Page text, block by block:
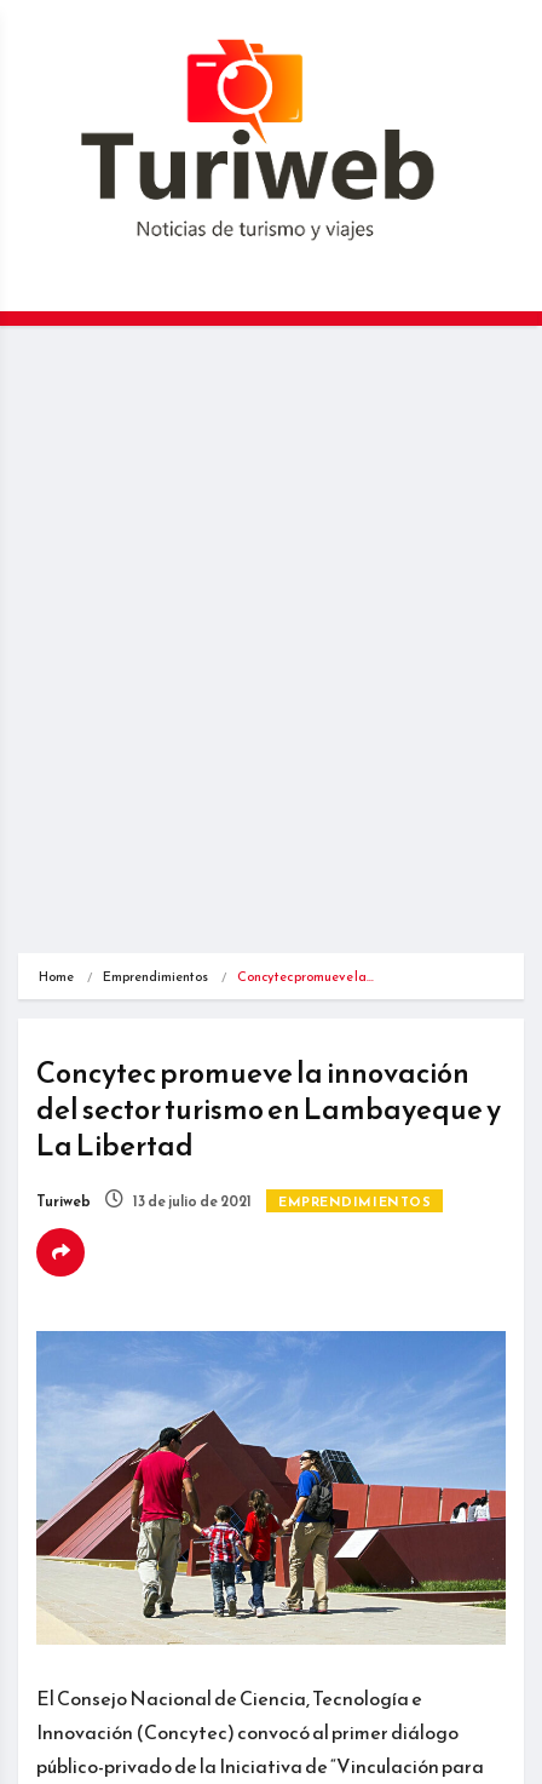
Home Emprendimientos Concytec promueve la…
Concytec promueve la innovación
del sector turismo en Lambayeque y
La Libertad
Turiweb 13 de julio de 2021 EMPRENDIMIENTOS
El Consejo Nacional de Ciencia, Tecnología e
Innovación (Concytec) convocó al primer diálogo
público-privado de la Iniciativa de “Vinculación para